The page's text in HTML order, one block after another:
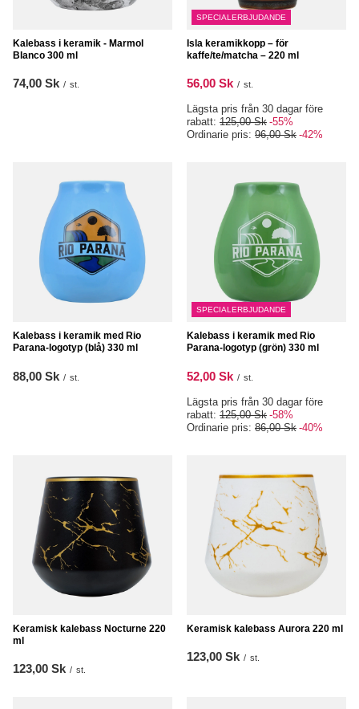
Kalebass i keramik - Marmol
Blanco 300 ml
74,00 Sk / st.
SPECIALERBJUDANDE
Isla keramikkopp – för
kaffe/te/matcha – 220 ml
56,00 Sk / st.
Lägsta pris från 30 dagar före
rabatt: 125,00 Sk -55%
Ordinarie pris: 96,00 Sk -42%
Kalebass i keramik med Rio
Parana-logotyp (blå) 330 ml
88,00 Sk / st.
SPECIALERBJUDANDE
Kalebass i keramik med Rio
Parana-logotyp (grön) 330 ml
52,00 Sk / st.
Lägsta pris från 30 dagar före
rabatt: 125,00 Sk -58%
Ordinarie pris: 86,00 Sk -40%
Keramisk kalebass Nocturne 220
ml
123,00 Sk / st.
Keramisk kalebass Aurora 220 ml
123,00 Sk / st.